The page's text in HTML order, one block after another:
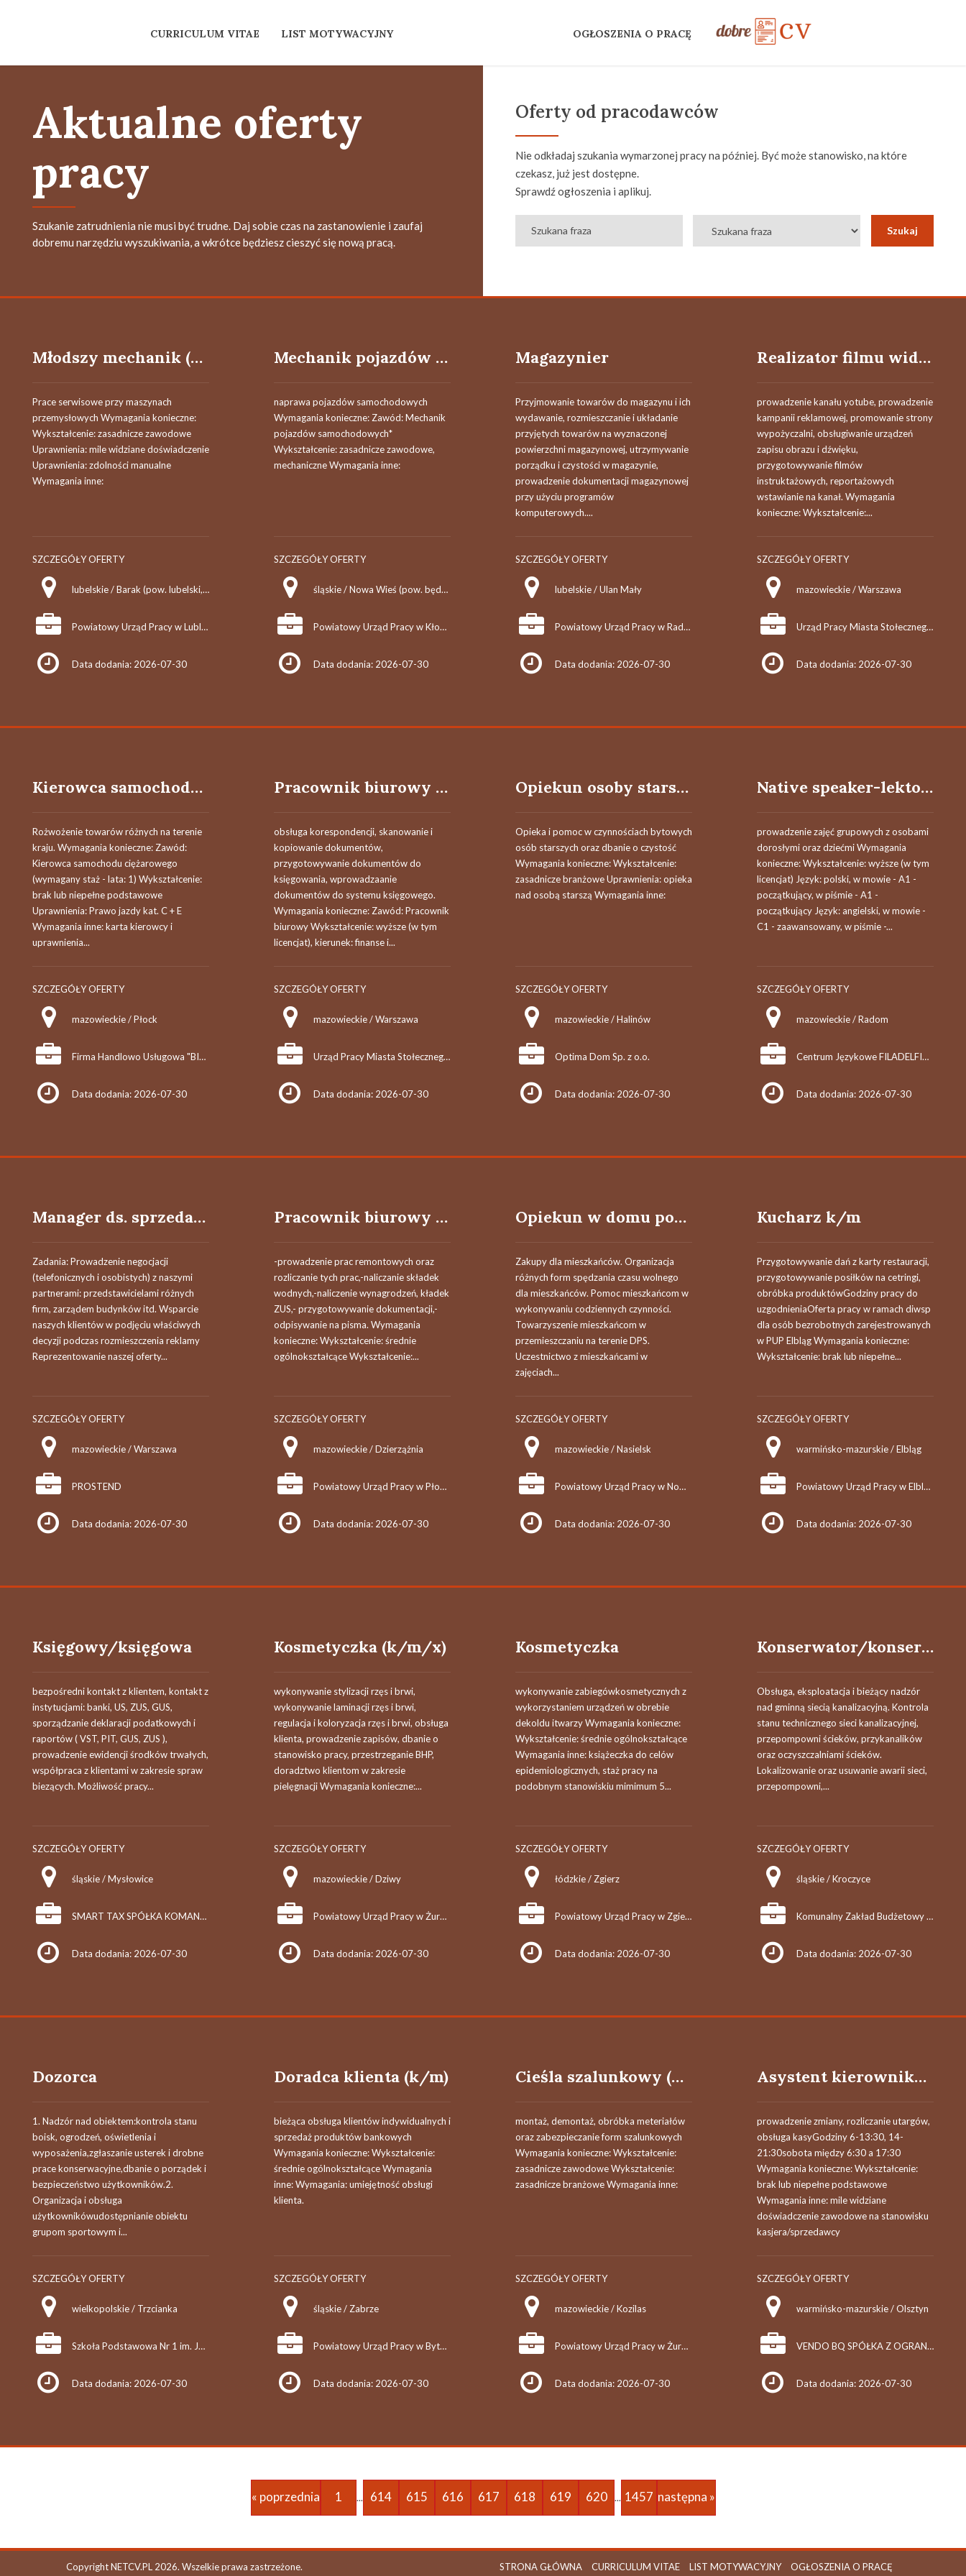
CURRICULUM VITAE LIST MOTYWACYJNY OGŁOSZENIA O PRACĘ
Aktualne oferty
pracy
Szukanie zatrudnienia nie musi być trudne. Daj sobie czas na zastanowienie i zaufaj
dobremu narzędziu wyszukiwania, a wkrótce będziesz cieszyć się nową pracą.
Oferty od pracodawców
Nie odkładaj szukania wymarzonej pracy na później. Być może stanowisko, na które
czekasz, już jest dostępne.
Sprawdź ogłoszenia i aplikuj.
Młodszy mechanik (k/m/o)
Prace serwisowe przy maszynach
przemysłowych Wymagania konieczne:
Wykształcenie: zasadnicze zawodowe
Uprawnienia: mile widziane doświadczenie
Uprawnienia: zdolności manualne
Wymagania inne:
SZCZEGÓŁY OFERTY
lubelskie / Barak (pow. lubelski, gm. Jastków), Barak
Powiatowy Urząd Pracy w Lublinie
Data dodania: 2026-07-30
Mechanik pojazdów samochodowych
naprawa pojazdów samochodowych
Wymagania konieczne: Zawód: Mechanik
pojazdów samochodowych*
Wykształcenie: zasadnicze zawodowe,
mechaniczne Wymagania inne:
SZCZEGÓŁY OFERTY
śląskie / Nowa Wieś (pow. będziński, gm. Mierzęcice), Nowa Wieś
Powiatowy Urząd Pracy w Kłobucku
Data dodania: 2026-07-30
Magazynier
Przyjmowanie towarów do magazynu i ich
wydawanie, rozmieszczanie i układanie
przyjętych towarów na wyznaczonej
powierzchni magazynowej, utrzymywanie
porządku i czystości w magazynie,
prowadzenie dokumentacji magazynowej
przy użyciu programów
komputerowych....
SZCZEGÓŁY OFERTY
lubelskie / Ulan Mały
Powiatowy Urząd Pracy w Radzyniu Podlaskim
Data dodania: 2026-07-30
Realizator filmu wideo (wideofilmowiec) k/m
prowadzenie kanału yotube, prowadzenie
kampanii reklamowej, promowanie strony
wypożyczalni, obsługiwanie urządzeń
zapisu obrazu i dźwięku,
przygotowywanie filmów
instruktażowych, reportażowych
wstawianie na kanał. Wymagania
konieczne: Wykształcenie:...
SZCZEGÓŁY OFERTY
mazowieckie / Warszawa
Urząd Pracy Miasta Stołecznego Warszawy
Data dodania: 2026-07-30
Kierowca samochodu ciężarowego (m/k)
Rożwożenie towarów różnych na terenie
kraju. Wymagania konieczne: Zawód:
Kierowca samochodu ciężarowego
(wymagany staż - lata: 1) Wykształcenie:
brak lub niepełne podstawowe
Uprawnienia: Prawo jazdy kat. C + E
Wymagania inne: karta kierowcy i
uprawnienia...
SZCZEGÓŁY OFERTY
mazowieckie / Płock
Firma Handlowo Usługowa "BIPOL" Jarosław Biernat
Data dodania: 2026-07-30
Pracownik biurowy k/m
obsługa korespondencji, skanowanie i
kopiowanie dokumentów,
przygotowywanie dokumentów do
księgowania, wprowadzaanie
dokumentów do systemu księgowego.
Wymagania konieczne: Zawód: Pracownik
biurowy Wykształcenie: wyższe (w tym
licencjat), kierunek: finanse i...
SZCZEGÓŁY OFERTY
mazowieckie / Warszawa
Urząd Pracy Miasta Stołecznego Warszawy
Data dodania: 2026-07-30
Opiekun osoby starszej (k/m)
Opieka i pomoc w czynnościach bytowych
osób starszych oraz dbanie o czystość
Wymagania konieczne: Wykształcenie:
zasadnicze branżowe Uprawnienia: opieka
nad osobą starszą Wymagania inne:
SZCZEGÓŁY OFERTY
mazowieckie / Halinów
Optima Dom Sp. z o.o.
Data dodania: 2026-07-30
Native speaker-lektor języka angielskiego k/m
prowadzenie zajęć grupowych z osobami
dorosłymi oraz dziećmi Wymagania
konieczne: Wykształcenie: wyższe (w tym
licencjat) Język: polski, w mowie - A1 -
początkujący, w piśmie - A1 -
początkujący Język: angielski, w mowie -
C1 - zaawansowany, w piśmie -...
SZCZEGÓŁY OFERTY
mazowieckie / Radom
Centrum Językowe FILADELFIA Lidia Madej
Data dodania: 2026-07-30
Manager ds. sprzedaży i rozwoju biznesu
Zadania: Prowadzenie negocjacji
(telefonicznych i osobistych) z naszymi
partnerami: przedstawicielami różnych
firm, zarządem budynków itd. Wsparcie
naszych klientów w podjęciu właściwych
decyzji podczas rozmieszczenia reklamy
Reprezentowanie naszej oferty...
SZCZEGÓŁY OFERTY
mazowieckie / Warszawa
PROSTEND
Data dodania: 2026-07-30
Pracownik biurowy (k/m/x)
-prowadzenie prac remontowych oraz
rozliczanie tych prac,-naliczanie składek
wodnych,-naliczenie wynagrodzeń, kładek
ZUS,- przygotowywanie dokumentacji,-
odpisywanie na pisma. Wymagania
konieczne: Wykształcenie: średnie
ogólnokształcące Wykształcenie:...
SZCZEGÓŁY OFERTY
mazowieckie / Dzierzążnia
Powiatowy Urząd Pracy w Płońsku
Data dodania: 2026-07-30
Opiekun w domu pomocy społecznej (k,m)
Zakupy dla mieszkańców. Organizacja
różnych form spędzania czasu wolnego
dla mieszkańców. Pomoc mieszkańcom w
wykonywaniu codziennych czynności.
Towarzyszenie mieszkańcom w
przemieszczaniu na terenie DPS.
Uczestnictwo z mieszkańcami w
zajęciach...
SZCZEGÓŁY OFERTY
mazowieckie / Nasielsk
Powiatowy Urząd Pracy w Nowym Dworze Mazowieckim
Data dodania: 2026-07-30
Kucharz k/m
Przygotowywanie dań z karty restauracji,
przygotowywanie posiłków na cetringi,
obróbka produktówGodziny pracy do
uzgodnieniaOferta pracy w ramach diwsp
dla osób bezrobotnych zarejestrowanych
w PUP Elbląg Wymagania konieczne:
Wykształcenie: brak lub niepełne...
SZCZEGÓŁY OFERTY
warmińsko-mazurskie / Elbląg
Powiatowy Urząd Pracy w Elblągu
Data dodania: 2026-07-30
Księgowy/księgowa
bezpośredni kontakt z klientem, kontakt z
instytucjami: banki, US, ZUS, GUS,
sporządzanie deklaracji podatkowych i
raportów ( VST, PIT, GUS, ZUS ),
prowadzenie ewidencji środków trwałych,
współpraca z klientami w zakresie spraw
biezących. Możliwość pracy...
SZCZEGÓŁY OFERTY
śląskie / Mysłowice
SMART TAX SPÓŁKA KOMANDYTOWA
Data dodania: 2026-07-30
Kosmetyczka (k/m/x)
wykonywanie stylizacji rzęs i brwi,
wykonywanie laminacji rzęs i brwi,
regulacja i koloryzacja rzęs i brwi, obsługa
klienta, prowadzenie zapisów, dbanie o
stanowisko pracy, przestrzeganie BHP,
doradztwo klientom w zakresie
pielęgnacji Wymagania konieczne:...
SZCZEGÓŁY OFERTY
mazowieckie / Dziwy
Powiatowy Urząd Pracy w Żurominie
Data dodania: 2026-07-30
Kosmetyczka
wykonywanie zabiegówkosmetycznych z
wykorzystaniem urządzeń w obrebie
dekoldu itwarzy Wymagania konieczne:
Wykształcenie: średnie ogólnokształcące
Wymagania inne: książeczka do celów
epidemiologicznych, staż pracy na
podobnym stanowiskiu mimimum 5...
SZCZEGÓŁY OFERTY
łódzkie / Zgierz
Powiatowy Urząd Pracy w Zgierzu
Data dodania: 2026-07-30
Konserwator/konserwatorka sieci kanalizacyjnej
Obsługa, eksploatacja i bieżący nadzór
nad gminną siecią kanalizacyjną. Kontrola
stanu technicznego sieci kanalizacyjnej,
przepompowni ścieków, przykanalików
oraz oczyszczalniami ścieków.
Lokalizowanie oraz usuwanie awarii sieci,
przepompowni,...
SZCZEGÓŁY OFERTY
śląskie / Kroczyce
Komunalny Zakład Budżetowy w Kroczycach
Data dodania: 2026-07-30
Dozorca
1. Nadzór nad obiektem:kontrola stanu
boisk, ogrodzeń, oświetlenia i
wyposażenia,zgłaszanie usterek i drobne
prace konserwacyjne,dbanie o porządek i
bezpieczeństwo użytkowników.2.
Organizacja i obsługa
użytkownikówudostępnianie obiektu
grupom sportowym i...
SZCZEGÓŁY OFERTY
wielkopolskie / Trzcianka
Szkoła Podstawowa Nr 1 im. Juliusza Słowackiego w Trzciance
Data dodania: 2026-07-30
Doradca klienta (k/m)
bieżąca obsługa klientów indywidualnych i
sprzedaż produktów bankowych
Wymagania konieczne: Wykształcenie:
średnie ogólnokształcące Wymagania
inne: Wymagania: umiejętność obsługi
klienta.
SZCZEGÓŁY OFERTY
śląskie / Zabrze
Powiatowy Urząd Pracy w Bytomiu
Data dodania: 2026-07-30
Cieśla szalunkowy (k/m/x)
montaż, demontaż, obróbka meteriałów
oraz zabezpieczanie form szalunkowych
Wymagania konieczne: Wykształcenie:
zasadnicze zawodowe Wykształcenie:
zasadnicze branżowe Wymagania inne:
SZCZEGÓŁY OFERTY
mazowieckie / Kozilas
Powiatowy Urząd Pracy w Żurominie
Data dodania: 2026-07-30
Asystent kierownika sklepu (k/m)
prowadzenie zmiany, rozliczanie utargów,
obsługa kasyGodziny 6-13:30, 14-
21:30sobota między 6:30 a 17:30
Wymagania konieczne: Wykształcenie:
brak lub niepełne podstawowe
Wymagania inne: mile widziane
doświadczenie zawodowe na stanowisku
kasjera/sprzedawcy
SZCZEGÓŁY OFERTY
warmińsko-mazurskie / Olsztyn
VENDO BQ SPÓŁKA Z OGRANICZONĄ ODPOWIEDZIALNOŚCIĄ
Data dodania: 2026-07-30
« poprzednia 1 ... 614 615 616 617 618 619 620 ... 1457 następna »
Copyright NETCV.PL 2026. Wszelkie prawa zastrzeżone. STRONA GŁÓWNA CURRICULUM VITAE LIST MOTYWACYJNY OGŁOSZENIA O PRACĘ